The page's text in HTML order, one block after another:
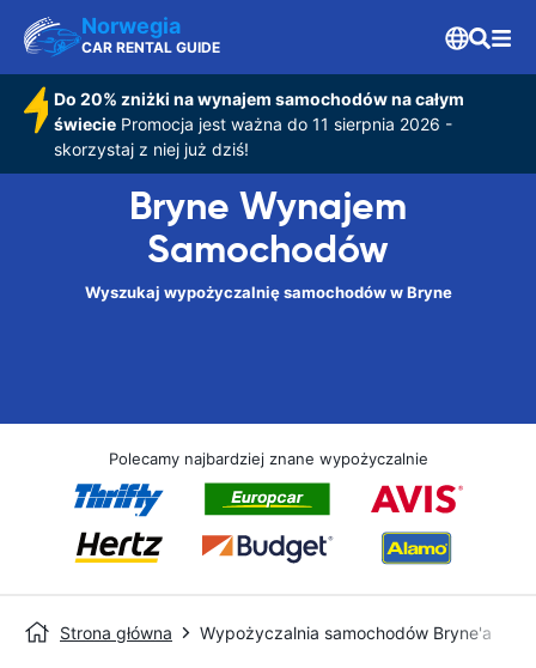
Norwegia
CAR RENTAL GUIDE
Do 20% zniżki na wynajem samochodów na całym
świeciePromocja jest ważna do 11 sierpnia 2026 -
skorzystaj z niej już dziś!
Bryne Wynajem
Samochodów
Wyszukaj wypożyczalnię samochodów w Bryne
Polecamy najbardziej znane wypożyczalnie
Strona główna Wypożyczalnia samochodów Bryne'a